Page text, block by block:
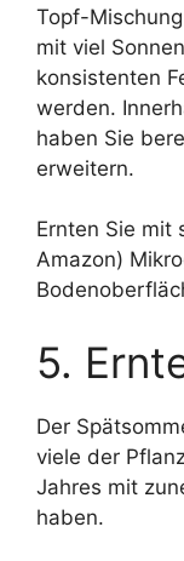
Topf-
mit viel
konsistenten
werden.
haben Sie
erweitern.
Ernten Sie mit
Amazon)
5.
Der
viele der
Jahres mit
haben.